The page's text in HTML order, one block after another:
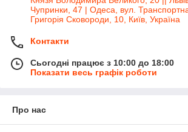
Чупринки, 47 | Одеса, вул.
Григорія Сковороди, 10, Київ, Україна
Контакти
Сьогодні працює з 10:00 до 18:00
Показати весь графік роботи
Про нас